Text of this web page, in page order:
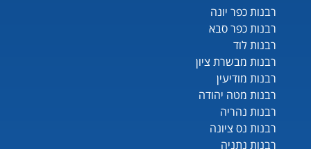
רבנות כפר יונה
רבנות כפר סבא
רבנות לוד
רבנות מבשרת ציון
רבנות מודיעין
רבנות מטה יהודה
רבנות נהריה
רבנות נס ציונה
רבנות נתניה